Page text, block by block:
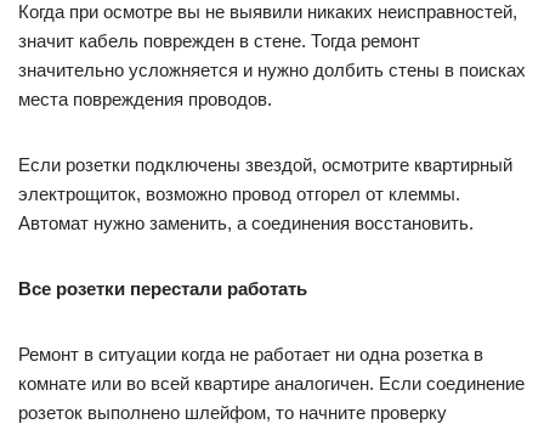
Когда при осмотре вы не выявили никаких неисправностей,
значит кабель поврежден в стене. Тогда ремонт
значительно усложняется и нужно долбить стены в поисках
места повреждения проводов.
Если розетки подключены звездой, осмотрите квартирный
электрощиток, возможно провод отгорел от клеммы.
Автомат нужно заменить, а соединения восстановить.
Все розетки перестали работать
Ремонт в ситуации когда не работает ни одна розетка в
комнате или во всей квартире аналогичен. Если соединение
розеток выполнено шлейфом, то начните проверку